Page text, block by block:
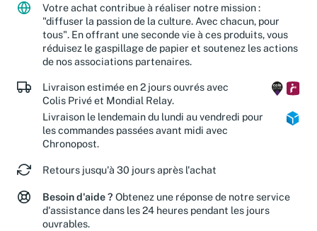
Votre achat contribue à réaliser notre mission :
"diffuser la passion de la culture. Avec chacun, pour
tous". En offrant une seconde vie à ces produits, vous
réduisez le gaspillage de papier et soutenez les actions
de nos associations partenaires.
Livraison estimée en 2 jours ouvrés avec
Colis Privé et Mondial Relay.
Livraison le lendemain du lundi au vendredi pour
les commandes passées avant midi avec
Chronopost.
Retours jusqu'à 30 jours après l'achat
Besoin d'aide ? Obtenez une réponse de notre service
d'assistance dans les 24 heures pendant les jours
ouvrables.